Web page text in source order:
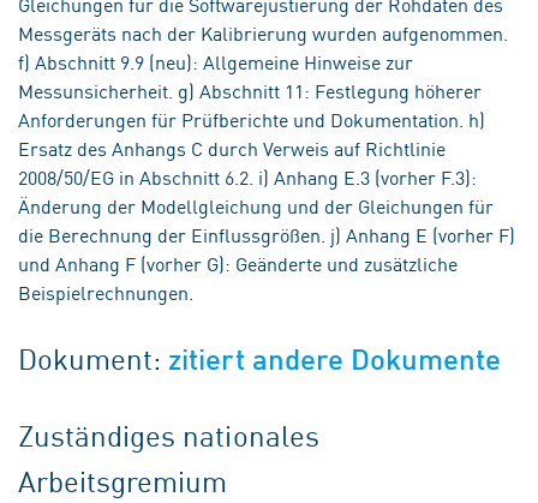
Messgeräts nach der Kalibrierung wurden aufgenommen.
f) Abschnitt 9.9 (neu): Allgemeine Hinweise zur
Messunsicherheit. g) Abschnitt 11: Festlegung höherer
Anforderungen für Prüfberichte und Dokumentation. h)
Ersatz des Anhangs C durch Verweis auf Richtlinie
2008/50/EG in Abschnitt 6.2. i) Anhang E.3 (vorher F.3):
Änderung der Modellgleichung und der Gleichungen für
die Berechnung der Einflussgrößen. j) Anhang E (vorher F)
und Anhang F (vorher G): Geänderte und zusätzliche
Beispielrechnungen.
Dokument: zitiert andere Dokumente
Zuständiges nationales
Arbeitsgremium